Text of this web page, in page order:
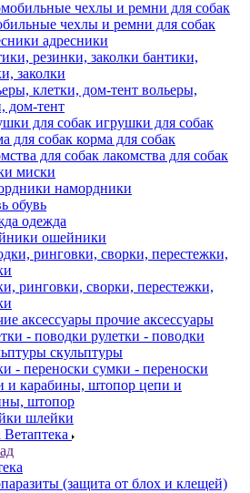
чехлы и ремни для собак
адресники
бантики,
заколки
вольеры,
дом-тент
игрушки для собак
корма для собак
лакомства для собак
миски
намордники
обувь
одежда
ошейники
ринговки, сворки, перестежки,
прочие аксессуары
рулетки - поводки
скульптуры
сумки - переноски
цепи и
штопор
шлейки
Ветаптека